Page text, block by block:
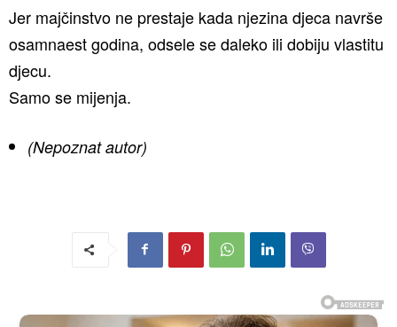
Jer majčinstvo ne prestaje kada njezina djeca navrše
osamnaest godina, odsele se daleko ili dobiju vlastitu
djecu.⁣ ⁣
Samo se mijenja.
(Nepoznat autor)